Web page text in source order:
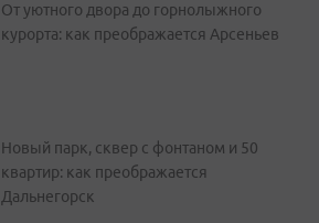
От уютного двора до горнолыжного
курорта: как преображается Арсеньев
Новый парк, сквер с фонтаном и 50
квартир: как преображается
Дальнегорск